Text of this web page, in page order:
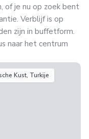
of je nu op zoek bent
Verblijf is op
zijn in buffetform.
naar het centrum
Kust, Turkije